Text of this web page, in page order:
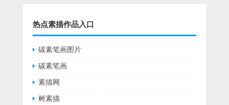
热点素描作品入口
碳素笔画图片
碳素笔画
素描网
树素描